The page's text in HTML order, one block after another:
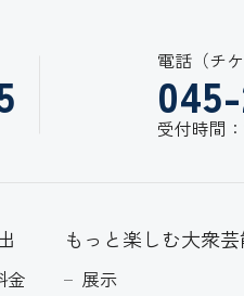
電話（チケ
受付時間
金
もっと楽しむ大衆
展示